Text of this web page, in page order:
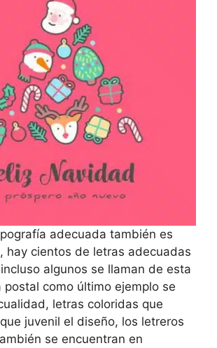
adecuada también es
hay cientos de letras adecuadas
algunos se llaman de esta
postal como último ejemplo se
letras coloridas que
juvenil el diseño, los letreros
se encuentran en